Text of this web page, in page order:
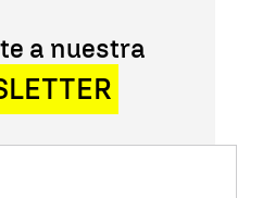
a nuestra